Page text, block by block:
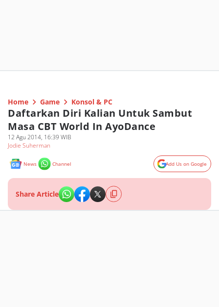
Home Game Konsol & PC
Daftarkan Diri Kalian Untuk Sambut
Masa CBT World In AyoDance
12 Agu 2014, 16:39 WIB
Jodie Suherman
News Channel Add Us on Google
Share Article